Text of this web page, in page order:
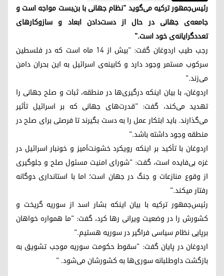
رئیس‌جمهور ترکیه می‌گوید "نظام جهانی با بن‌بست مواجه است و
جامعه‌ی جهانی در حال از دست‌دادن ابعاد و سازوکارهای
تعددگرایانه‌ی خود است."
رجب طیب اردوغان گفت: "بیش از ۱۴ ماه است که در فلسطین
سرکوب مستمر وجود دارد و کابینه‌ی اسرائیل به این بحران دامن
می‌زند."
اردوغان، با بیان اینکه درگیری‌ها در منطقه، ثبات و صلح جهانی را
تهدید می‌کند، گفت: "قدرت‌های جهانی که بر اسرائیل تأثیر
می‌گذارند. باید ابتکار عمل را به دست بگیرند تا فرصتی برای صلح در
منطقه وجود داشته باشد."
اردوغان با تأکید بر اینکه رویکرد خشونت‌آمیز و خونبار اسرائیل در
غزه بی‌فایده است، گفت: "شورای امنیت مسئول صلح و جلوگیری
از وقوع منازعات و جنگ در جهان است؛ اما با استانداری دوگانه
رفتار می‎کند."
رئیس‌جمهور ترکیه با بیان اینکه بشار اسد از سوریه گریخت و
کشورش را در وضعیت ویرانی رها کرد، گفت: "ما همواره خواهان
برپایی نظام سیاسی فراگیر در سوریه هستیم."
اردوغان در پایان گفت: "سقوط حکومت سوریه موجب تشویق به
بازگشت داوطلبانه سوری‌ها به کشورشان می‌شود. "